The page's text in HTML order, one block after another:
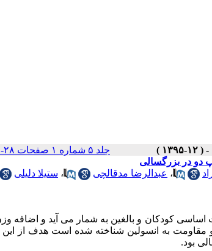
جلد ۵ شماره ۱ صفحات ۲۸-۲۰
دو در بزرگسالی
، عبدالرضا مدقالچی ، ستیلا دلیلی
کودکان و بالغین به شمار می آید و اضافه
مقاومت به انسولین شناخته شده است هدف از
بود.